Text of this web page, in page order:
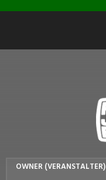
OWNER (VERANSTALTER)